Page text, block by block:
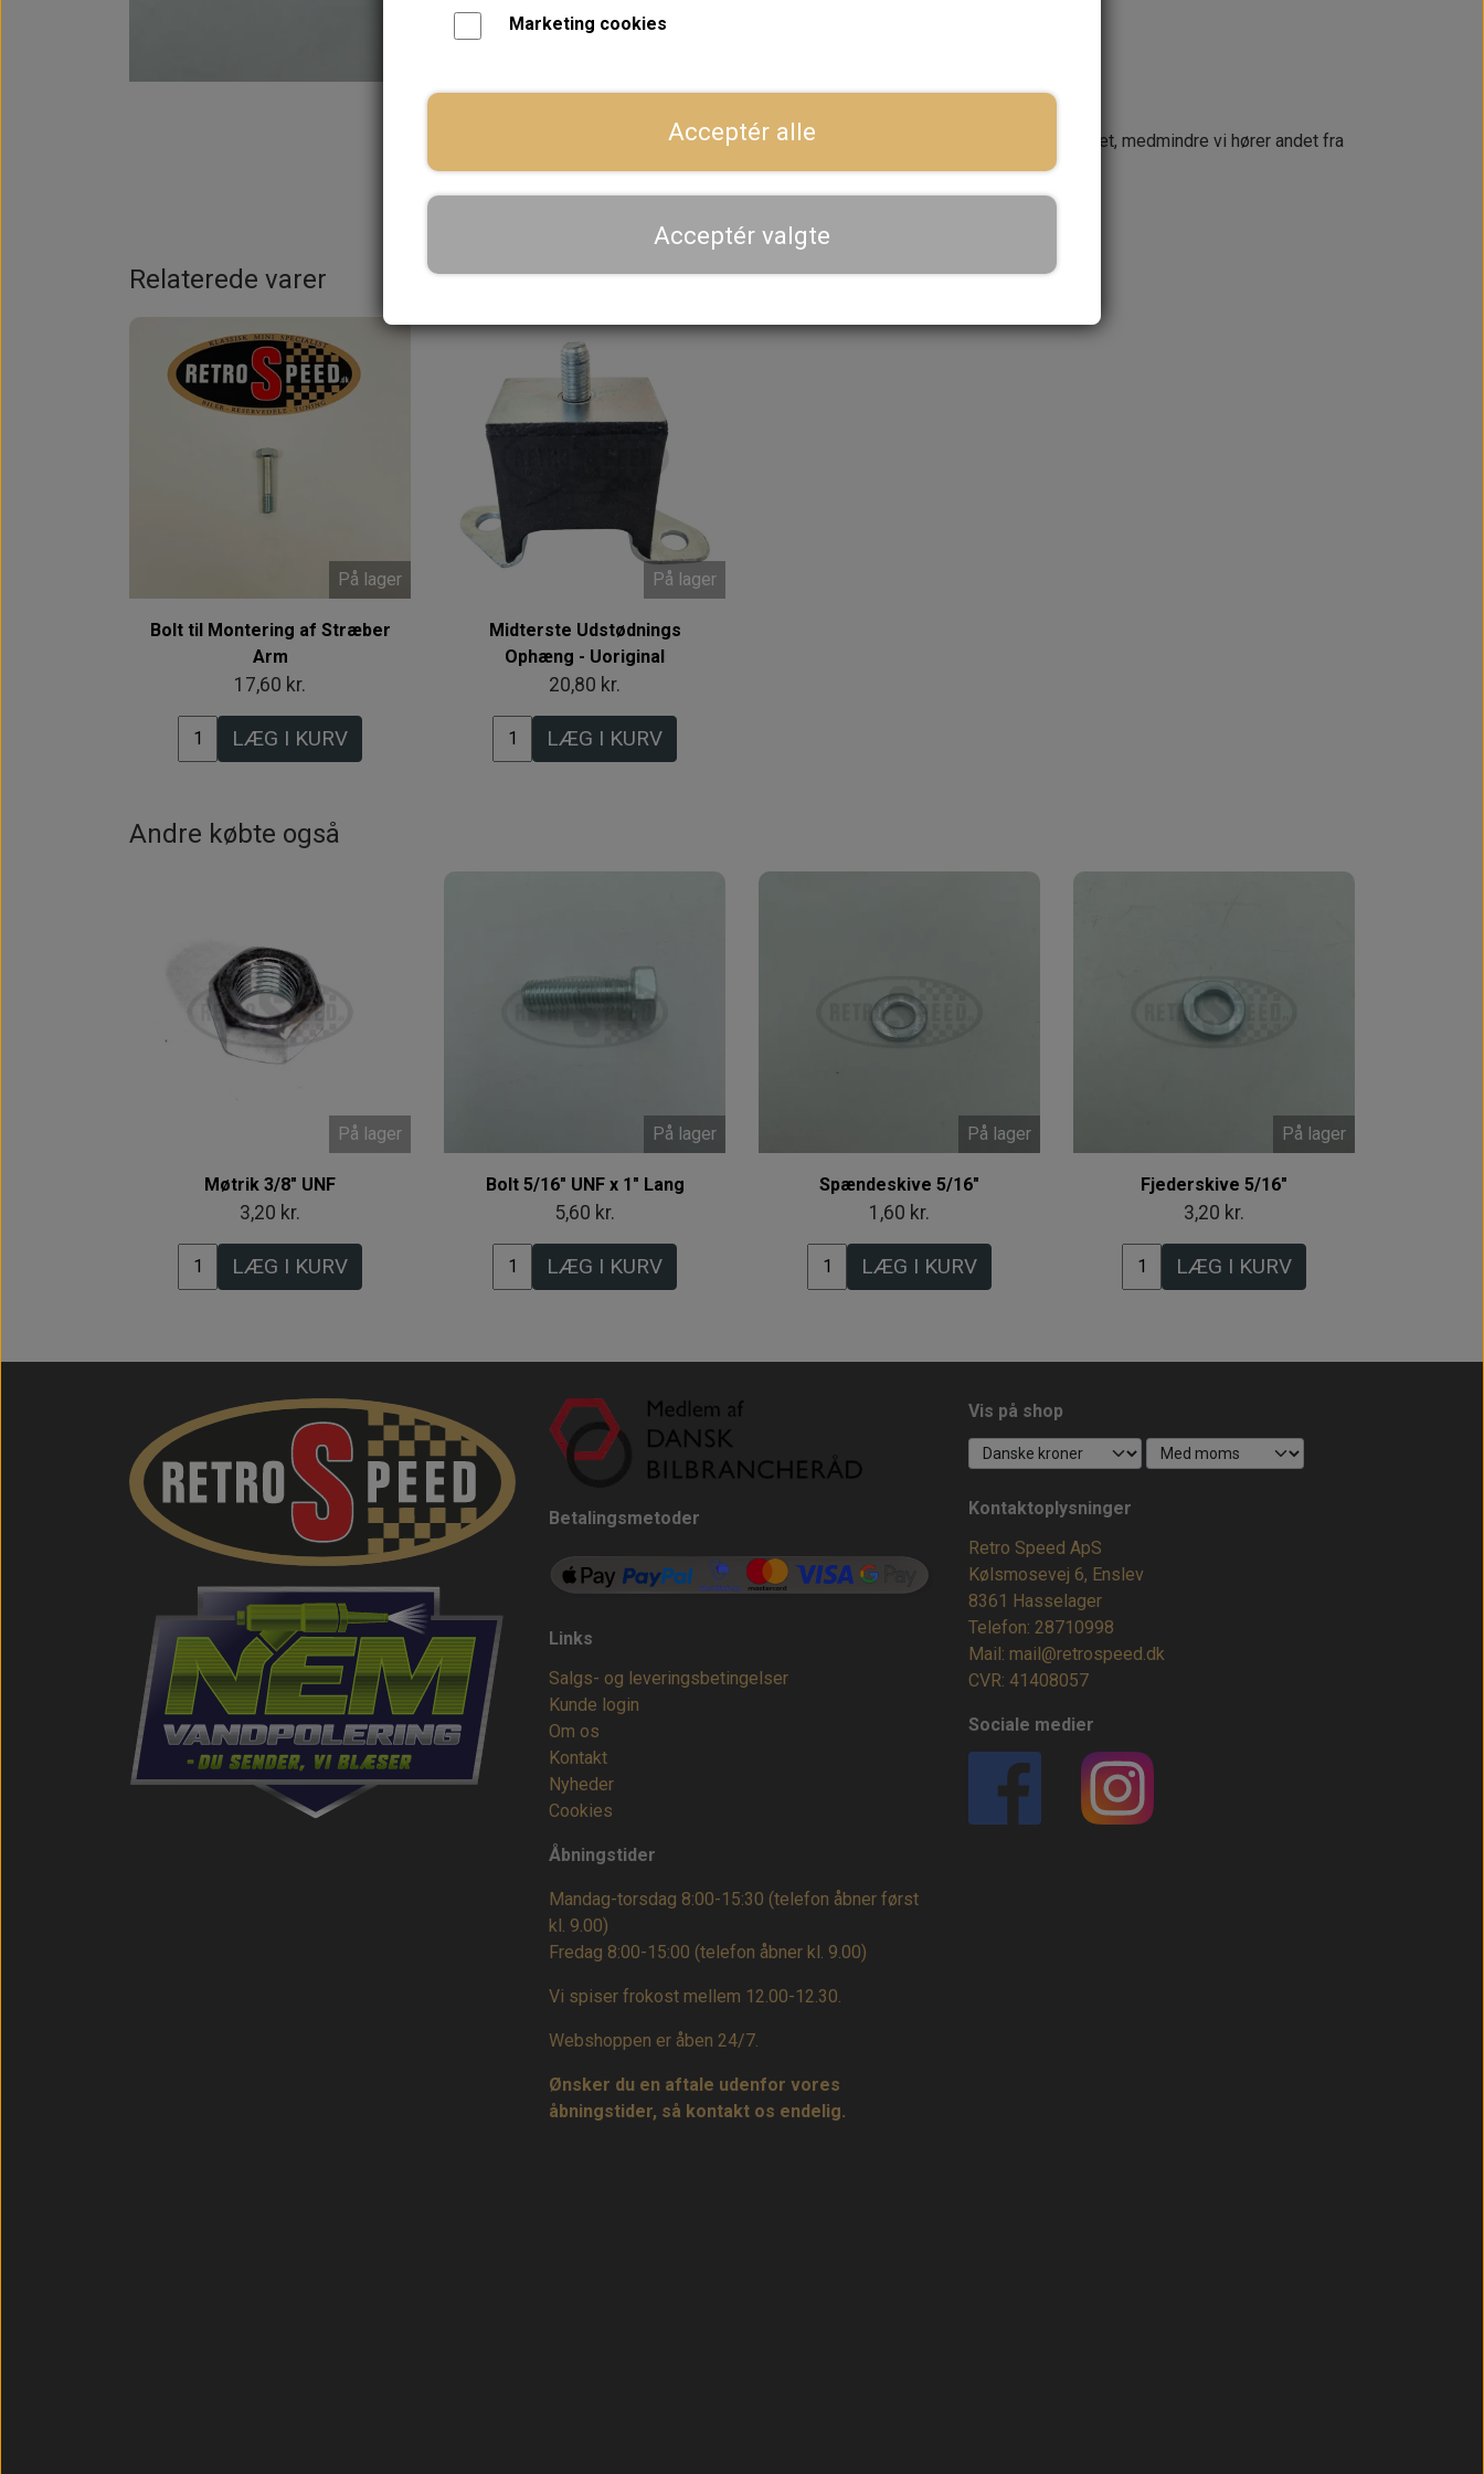
Hurtig levering - sendes ofte samme dag og leveres næste dag
Se aktuel leveringstid på varen - vi afsender altid hele din ordre samlet, medmindre vi hører andet fra
dig
Priser er inkl. moms
Relaterede varer
På lager
Bolt til Montering af Stræber
Arm
17,60 kr.
LÆG I KURV
På lager
Midterste Udstødnings
Ophæng - Uoriginal
20,80 kr.
LÆG I KURV
Andre købte også
På lager
Møtrik 3/8" UNF
3,20 kr.
LÆG I KURV
På lager
Bolt 5/16" UNF x 1" Lang
5,60 kr.
LÆG I KURV
På lager
Spændeskive 5/16"
1,60 kr.
LÆG I KURV
På lager
Fjederskive 5/16"
3,20 kr.
LÆG I KURV
Betalingsmetoder
Links
Salgs- og leveringsbetingelser
Kunde login
Om os
Kontakt
Nyheder
Cookies
Åbningstider
Mandag-torsdag 8:00-15:30 (telefon åbner først
kl. 9.00)
Fredag 8:00-15:00 (telefon åbner kl. 9.00)
Vi spiser frokost mellem 12.00-12.30.
Webshoppen er åben 24/7.
Ønsker du en aftale udenfor vores
åbningstider, så kontakt os endelig.
Vis på shop
Kontaktoplysninger
Retro Speed ApS
Kølsmosevej 6, Enslev
8361 Hasselager
Telefon: 28710998
Mail: mail@retrospeed.dk
CVR: 41408057
Sociale medier
Marketing cookies
Acceptér alle
Acceptér valgte